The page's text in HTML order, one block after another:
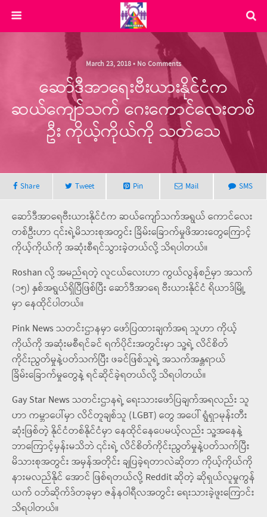
March 23, 2018 • No Comments
ဆော်ဒီအာရေးဗီးယားနိုင်ငံက
ဆယ်ကျော်သက် ဂေးကောင်လေးတစ်
ဦး ကိုယ့်ကိုယ်ကို သတ်သေ
Share Tweet Pin Mail SMS
ဆော်ဒီအာရေဗီးယားနိုင်ငံက ဆယ်ကျော်သက်အရွယ် ကောင်လေး
တစ်ဦးဟာ ၎င်းရဲ့မိသားစုအတွင်း ခြိမ်းခြောက်မှုဖိအားတွေကြောင့်
ကိုယ့်ကိုယ်ကို အဆုံးစီရင်သွားခဲ့တယ်လို့ သိရပါတယ်။
Roshan လို့ အမည်ရတဲ့ လူငယ်လေးဟာ ကွယ်လွန်စဉ်မှာ အသက်
(၁၅) နှစ်အရွယ်ရှိပြီဖြစ်ပြီး ဆော်ဒီအာရေ ဗီးယားနိုင်ငံ ရိယာဒ်မြို့
မှာ နေထိုင်ပါတယ်။
Pink News သတင်းဌာနမှာ ဖော်ပြထားချက်အရ သူဟာ ကိုယ့်
ကိုယ်ကို အဆုံးမစီရင်ခင် ရက်ပိုင်းအတွင်းမှာ သူ့ရဲ့ လိင်စိတ်
ကိုင်းညွတ်မှုနဲ့ပတ်သက်ပြီး ဖခင်ဖြစ်သူရဲ့ အသက်အန္တရာယ်
ခြိမ်းခြောက်မှုတွေနဲ့ ရင်ဆိုင်ခဲ့ရတယ်လို့ သိရပါတယ်။
Gay Star News သတင်းဌာနရဲ့ ရေးသားဖော်ပြချက်အရလည်း သူ
ဟာ ကမ္ဘာပေါ်မှာ လိင်တူချစ်သူ (LGBT) တွေ အပေါ် ရွံရှာမုန်းတီး
ဆုံးဖြစ်တဲ့ နိုင်ငံတစ်နိုင်ငံမှာ နေထိုင်နေပေမယ့်လည်း သူ့အနေနဲ့
ဘာကြောင့်မှန်းမသိဘဲ ၎င်းရဲ့ လိင်စိတ်ကိုင်းညွတ်မှုနဲ့ပတ်သက်ပြီး
မိသားစုအတွင်း အမှန်အတိုင်း ချပြခဲ့ရတာလဲဆိုတာ ကိုယ့်ကိုယ်ကို
နားမလည်နိုင် အောင် ဖြစ်ရတယ်လို့ Reddit ဆိုတဲ့ ဆိုရှယ်လူမှုကွန်
ယက် ဝဘ်ဆိုက်ဒ်တခုမှာ ဇန်နဝါရီလအတွင်း ရေးသားခဲ့ဖူးကြောင်း
သိရပါတယ်။